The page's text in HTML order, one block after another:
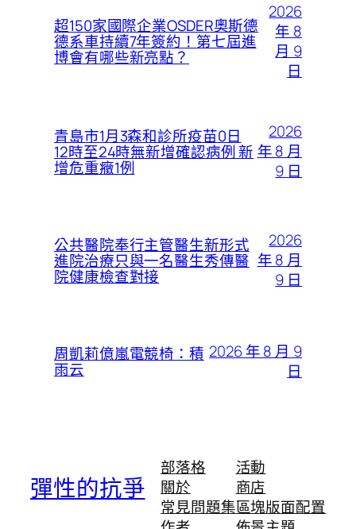
超150家國際企業OSDER奧斯德
德系車持續7年簽約！第七屆進
博會有哪些新亮點？
2026
年 8
月 9
日
青島市1月3森和診所疫苗0日
12時至24時無新增確認病例 新
增危重癥1例
2026
年 8 月
9 日
公共醫院奉行主管醫生新形式
進院治療只與一名醫生秀傳醫
院健康檢查對接
2026
年 8 月
9 日
周凱莉億嵐電競椅：積
雨云
2026 年 8 月 9
日
彈性的抗爭
部落格
關於
常見問題集
活動
商店
區塊版面配置